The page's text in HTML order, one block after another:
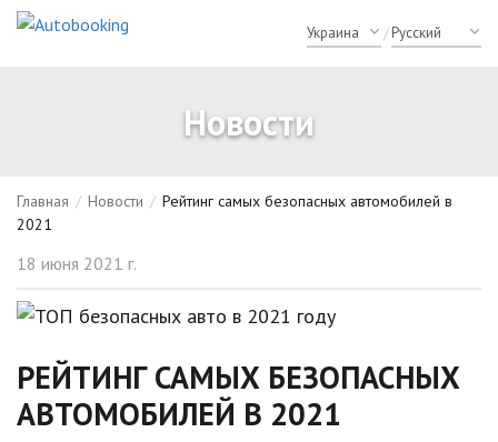
/
Новости
Главная / Новости / Рейтинг самых безопасных автомобилей в
2021
18 июня 2021 г.
РЕЙТИНГ САМЫХ БЕЗОПАСНЫХ
АВТОМОБИЛЕЙ В 2021